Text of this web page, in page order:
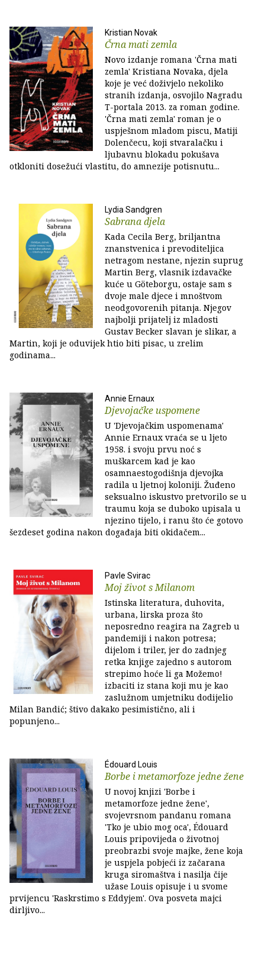
Kristian Novak
Črna mati zemla
Novo izdanje romana 'Črna mati
zemla' Kristiana Novaka, djela
koje je već doživjelo nekoliko
stranih izdanja, osvojilo Nagradu
T-portala 2013. za roman godine.
'Črna mati zemla' roman je o
uspješnom mladom piscu, Matiji
Dolenčecu, koji stvaralačku i
ljubavnu blokadu pokušava
otkloniti dosežući vlastitu, do amnezije potisnutu...
Lydia Sandgren
Sabrana djela
Kada Cecila Berg, briljantna
znanstvenica i prevoditeljica
netragom nestane, njezin suprug
Martin Berg, vlasnik izdavačke
kuće u Göteborgu, ostaje sam s
dvoje male djece i mnoštvom
neodgovorenih pitanja. Njegov
najbolji prijatelj iz mladosti
Gustav Becker slavan je slikar, a
Martin, koji je oduvijek htio biti pisac, u zrelim
godinama...
Annie Ernaux
Djevojačke uspomene
U 'Djevojačkim uspomenama'
Annie Ernaux vraća se u ljeto
1958. i svoju prvu noć s
muškarcem kad je kao
osamnaestogodišnja djevojka
radila u ljetnoj koloniji. Žuđeno
seksualno iskustvo pretvorilo se u
traumu koja se duboko upisala u
njezino tijelo, i ranu što će gotovo
šezdeset godina nakon događaja biti okidačem...
Pavle Svirac
Moj život s Milanom
Istinska literatura, duhovita,
urbana, lirska proza što
neposredno reagira na Zagreb u
pandemiji i nakon potresa;
dijelom i triler, jer do zadnjeg
retka knjige zajedno s autorom
strepimo hoće li ga Možemo!
izbaciti iz stana koji mu je kao
zaslužnom umjetniku dodijelio
Milan Bandić; štivo dakako pesimistično, ali i
popunjeno...
Édouard Louis
Borbe i metamorfoze jedne žene
U novoj knjizi 'Borbe i
metamorfoze jedne žene',
svojevrsnom pandanu romana
'Tko je ubio mog oca', Édouard
Louis pripovijeda o životnoj
preobrazbi svoje majke, žene koja
je uspjela pobjeći iz začarana
kruga siromaštva i nasilja čije
užase Louis opisuje i u svome
prvijencu 'Raskrstimo s Eddyjem'. Ova posveta majci
dirljivo...